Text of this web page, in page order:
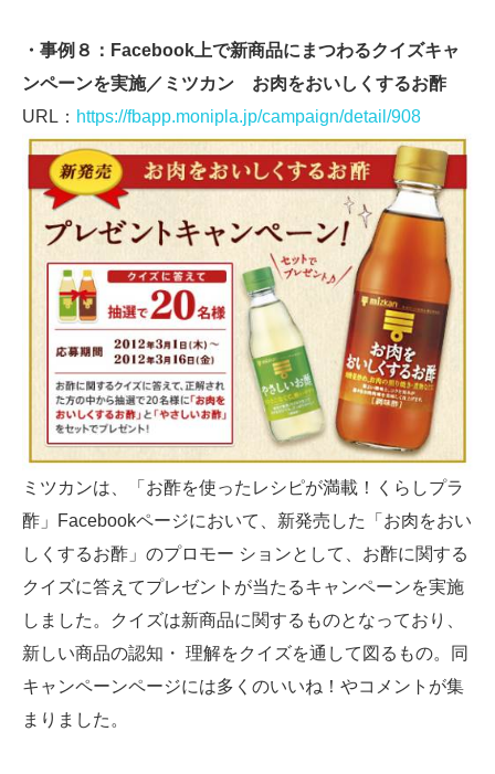
・事例８：Facebook上で新商品にまつわるクイズキャ
ンペーンを実施／ミツカン お肉をおいしくするお酢
URL： https://fbapp.monipla.jp/campaign/detail/908
ミツカンは、「お酢を使ったレシピが満載！くらしプラ
酢」Facebookページにおいて、新発売した「お肉をおい
しくするお酢」のプロモー ションとして、お酢に関する
クイズに答えてプレゼントが当たるキャンペーンを実施
しました。クイズは新商品に関するものとなっており、
新しい商品の認知・ 理解をクイズを通して図るもの。同
キャンペーンページには多くのいいね！やコメントが集
まりました。